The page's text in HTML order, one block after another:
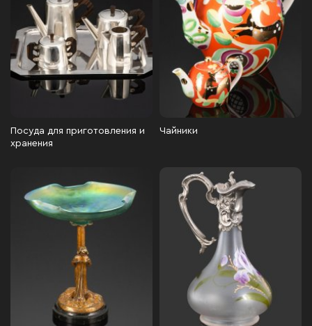
Посуда для приготовления и
хранения
Чайники